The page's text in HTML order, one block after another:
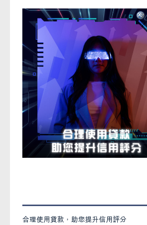
合理使用貸款，助您提升信用評分